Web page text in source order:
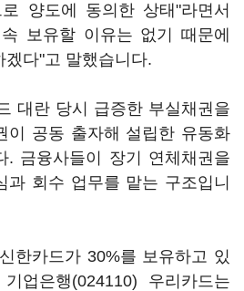
양도에 동의한 상태"라면서
보유할 이유는 없기 때문에
다"고 말했습니다.
대란 당시 급증한 부실채권을
이 공동 출자해 설립한 유동화
. 금융사들이 장기 연체채권을
과 회수 업무를 맡는 구조입니
한카드가 30%를 보유하고 있
기업은행(024110) 우리카드는